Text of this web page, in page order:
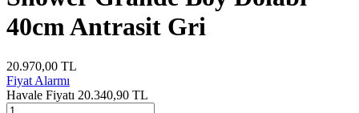
40cm Antrasit Gri
20.970,00 TL
Fiyat Alarmı
Havale Fiyatı 20.340,90 TL